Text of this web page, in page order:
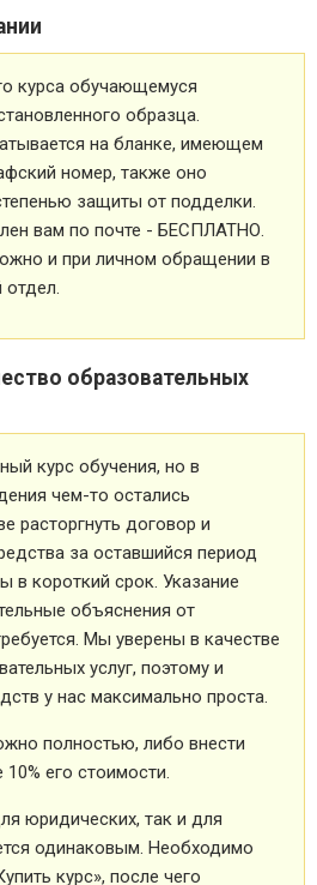
курса обучающемуся
образца.
на бланке, имеющем
номер, также оно
защиты от подделки.
вам по почте - БЕСПЛАТНО.
и при личном обращении в
отдел.
образовательных
курс обучения, но в
чем-то остались
расторгнуть договор и
за оставшийся период
в короткий срок. Указание
объяснения от
Мы уверены в качестве
услуг, поэтому и
у нас максимально проста.
полностью, либо внести
его стоимости.
юридических, так и для
одинаковым. Необходимо
курс», после чего